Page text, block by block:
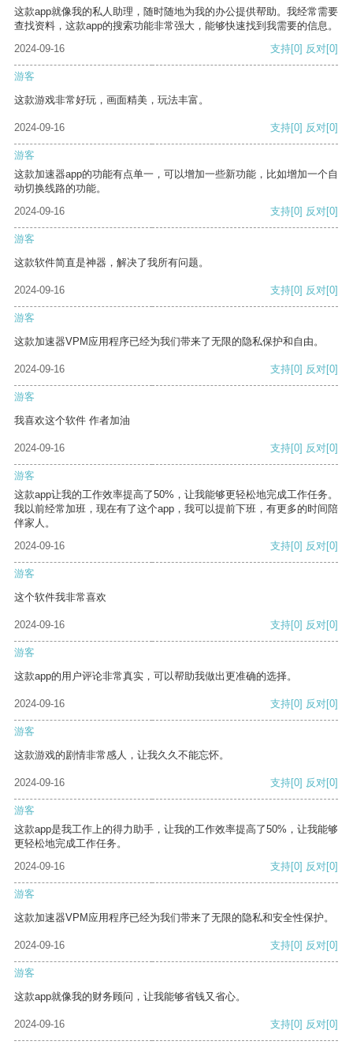
这款app就像我的私人助理，随时随地为我的办公提供帮助。我经常需要
查找资料，这款app的搜索功能非常强大，能够快速找到我需要的信息。
2024-09-16
支持[0] 反对[0]
游客
这款游戏非常好玩，画面精美，玩法丰富。
2024-09-16 支持[0] 反对[0]
游客
这款加速器app的功能有点单一，可以增加一些新功能，比如增加一个自
动切换线路的功能。
2024-09-16
支持[0] 反对[0]
游客
这款软件简直是神器，解决了我所有问题。
2024-09-16 支持[0] 反对[0]
游客
这款加速器VPM应用程序已经为我们带来了无限的隐私保护和自由。
2024-09-16 支持[0] 反对[0]
游客
我喜欢这个软件 作者加油
2024-09-16 支持[0] 反对[0]
游客
这款app让我的工作效率提高了50%，让我能够更轻松地完成工作任务。
我以前经常加班，现在有了这个app，我可以提前下班，有更多的时间陪
伴家人。
2024-09-16
支持[0] 反对[0]
游客
这个软件我非常喜欢
2024-09-16 支持[0] 反对[0]
游客
这款app的用户评论非常真实，可以帮助我做出更准确的选择。
2024-09-16 支持[0] 反对[0]
游客
这款游戏的剧情非常感人，让我久久不能忘怀。
2024-09-16 支持[0] 反对[0]
游客
这款app是我工作上的得力助手，让我的工作效率提高了50%，让我能够
更轻松地完成工作任务。
2024-09-16
支持[0] 反对[0]
游客
这款加速器VPM应用程序已经为我们带来了无限的隐私和安全性保护。
2024-09-16 支持[0] 反对[0]
游客
这款app就像我的财务顾问，让我能够省钱又省心。
2024-09-16 支持[0] 反对[0]